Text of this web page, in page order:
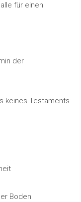
für einen
der
keines Testaments
Boden